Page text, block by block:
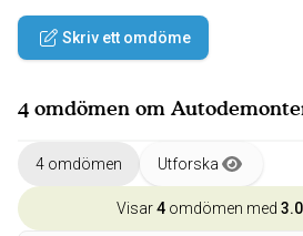
Skriv ett omdöme
4 omdömen om
4 omdömen Utforska
Visar4 omdömen med 3.0